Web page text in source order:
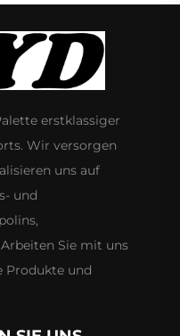
erstklassiger
Wir versorgen
uns auf
und
Sie mit uns
Produkte und